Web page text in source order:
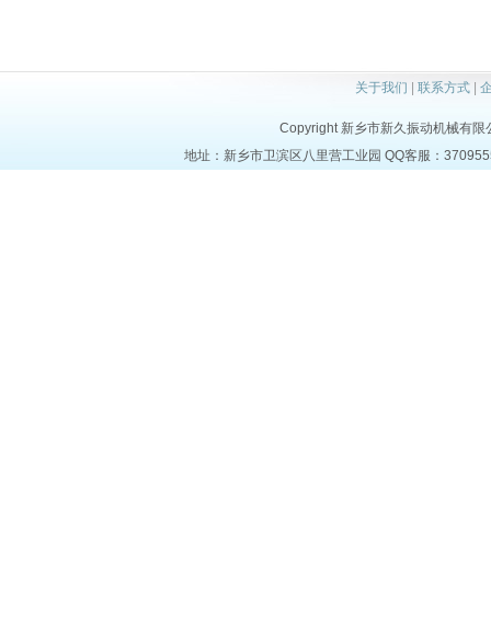
关于我们 | 联系方式|
Copyright 新乡市新久振动机械有
地址：新乡市卫滨区八里营工业园 QQ客服：